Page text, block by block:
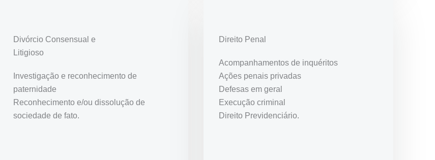
Divórcio Consensual e
Litigioso
Investigação e reconhecimento de
paternidade
Reconhecimento e/ou dissolução de
sociedade de fato.
Direito Penal
Acompanhamentos de inquéritos
Ações penais privadas
Defesas em geral
Execução criminal
Direito Previdenciário.